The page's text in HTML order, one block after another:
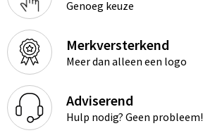
Genoeg keuze
Merkversterkend
Meer dan alleen een logo
Adviserend
Hulp nodig? Geen probleem!